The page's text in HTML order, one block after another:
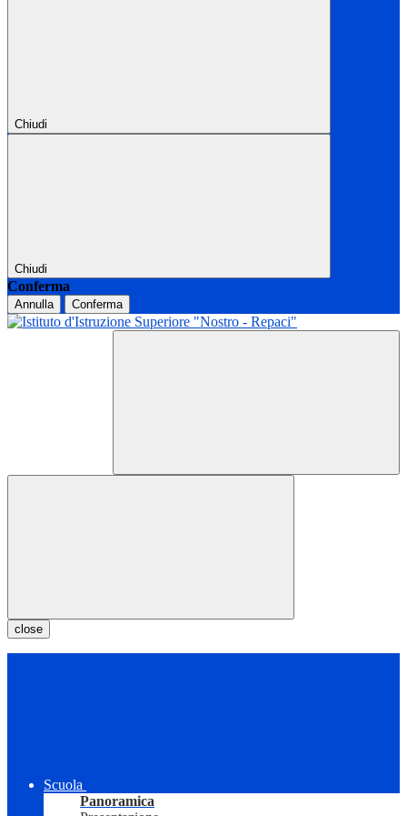
Chiudi
Chiudi
Conferma
Annulla Conferma
close
Scuola
Panoramica